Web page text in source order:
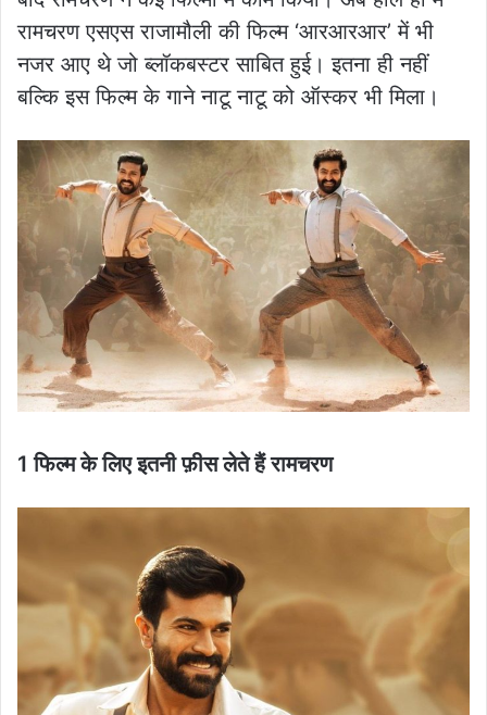
रामचरण एसएस राजामौली की फिल्म ‘आरआरआर’ में भी
नजर आए थे जो ब्लॉकबस्टर साबित हुई। इतना ही नहीं
बल्कि इस फिल्म के गाने नाटू नाटू को ऑस्कर भी मिला।
1 फिल्म के लिए इतनी फ़ीस लेते हैं रामचरण